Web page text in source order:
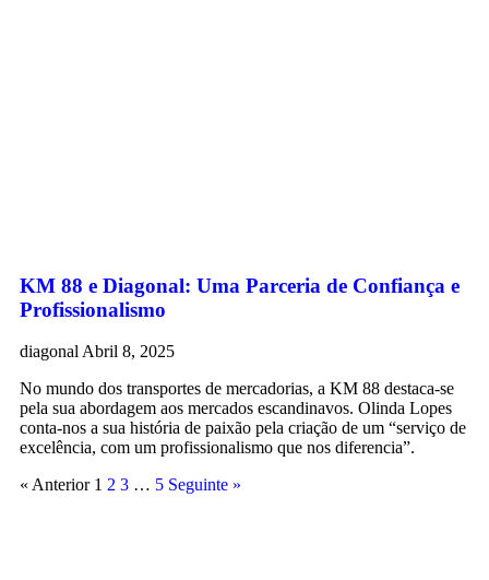
KM 88 e Diagonal: Uma Parceria de Confiança e
Profissionalismo
diagonal Abril 8, 2025
No mundo dos transportes de mercadorias, a KM 88 destaca-se
pela sua abordagem aos mercados escandinavos. Olinda Lopes
conta-nos a sua história de paixão pela criação de um “serviço de
excelência, com um profissionalismo que nos diferencia”.
« Anterior 1 2 3 … 5 Seguinte »